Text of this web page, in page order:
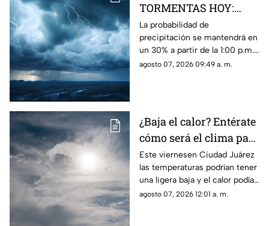
TORMENTAS HOY:
Mira las
probabilidades de
lluvia y VIENTOS para
este viernes en Ciudad
La probabilidad de
precipitación se mantendrá en
un 30% a partir de la 1:00 p.m.,
acompañada de vientos de
agosto 07, 2026 09:49 a. m.
¿Baja el calor? Entérate
cómo será el clima para
hoy, 7 de agosto, en
Ciudad Juárez
Este viernesen Ciudad Juárez
las temperaturas podrían tener
una ligera baja y el calor podía
dar un respiro este viernes
agosto 07, 2026 12:01 a. m.